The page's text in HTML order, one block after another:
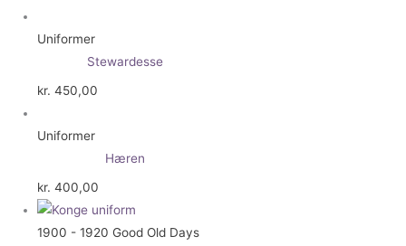
Uniformer
Stewardesse
kr. 450,00
Uniformer
Hæren
kr. 400,00
1900 - 1920 Good Old Days